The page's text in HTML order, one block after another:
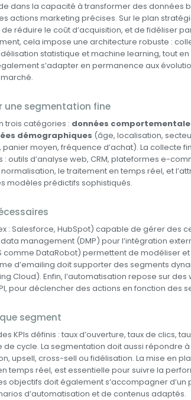
dans la capacité à transformer des données
actions marketing précises. Sur le plan
réduire le coût d’acquisition, et de fidéliser
cela impose une architecture robuste :
statistique et machine learning, tout
s’adapter en permanence aux
une segmentation fine
trois catégories : données
démographiques (âge, localisation,
panier moyen, fréquence d’achat). La collecte
outils d’analyse web, CRM, plateformes e-
le traitement en temps réel, et
modèles prédictifs sophistiqués.
: Salesforce, HubSpot) capable de gérer des
management (DMP) pour l’intégration
comme DataRobot) permettent de modéliser
d’emailing doit supporter des segments
Cloud). Enfin, l’automatisation repose sur des
pour déclencher des actions en fonction des
segment
KPIs définis : taux d’ouverture, taux de clics,
cycle. La segmentation doit aussi répondre
upsell, cross-sell ou fidélisation. La mise en
temps réel, est essentielle pour suivre la
objectifs doit également s’accompagner d’un
d’automatisation et de contenus adaptés.